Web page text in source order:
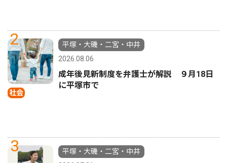
2
社会
平塚・大磯・二宮・中井
2026.08.06
成年後見新制度を弁護士が解説 ９月18日
に平塚市で
3
平塚・大磯・二宮・中井